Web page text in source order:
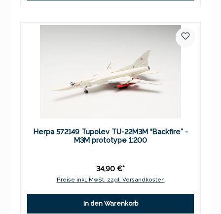
Herpa 572149 Tupolev TU-22M3M “Backfire” -
M3M prototype 1:200
34,90 €*
Preise inkl. MwSt. zzgl. Versandkosten
In den Warenkorb